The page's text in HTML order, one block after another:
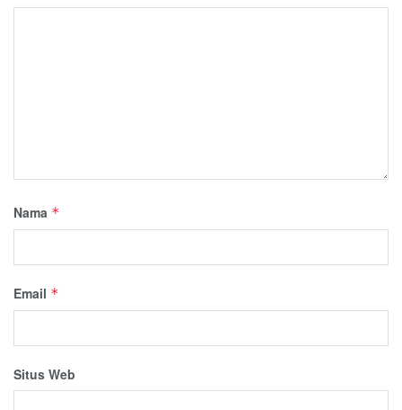
Nama *
Email *
Situs Web